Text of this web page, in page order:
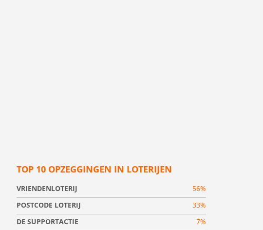
TOP 10 OPZEGGINGEN IN LOTERIJEN
VRIENDENLOTERIJ
56%
POSTCODE LOTERIJ
33%
DE SUPPORTACTIE
7%